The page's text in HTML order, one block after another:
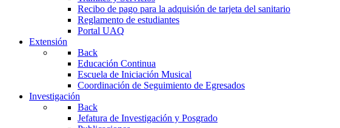
Recibo de pago para la adquisión de tarjeta del sanitario
Reglamento de estudiantes
Portal UAQ
Extensión
Back
Educación Continua
Escuela de Iniciación Musical
Coordinación de Seguimiento de Egresados
Investigación
Back
Jefatura de Investigación y Posgrado